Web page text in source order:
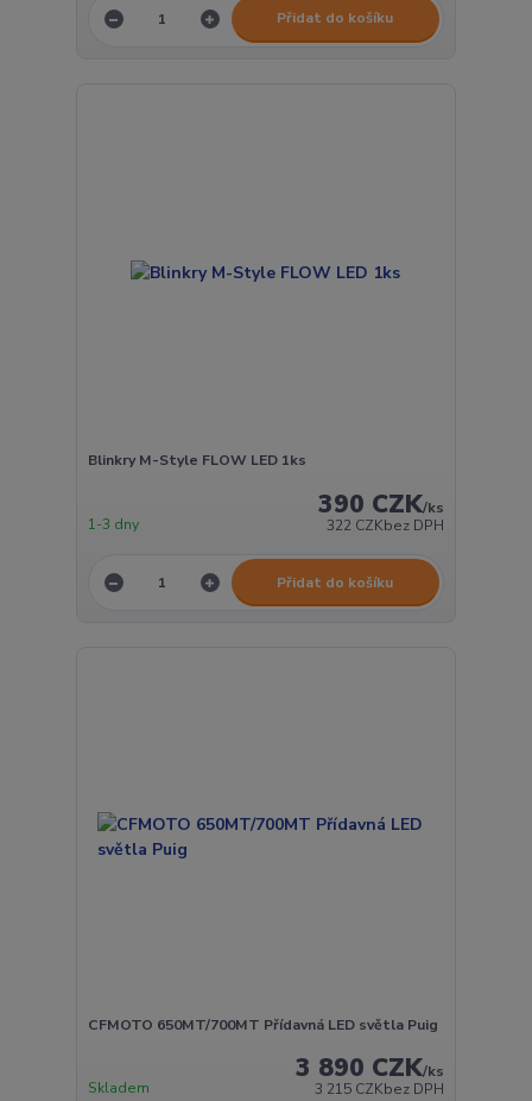
Přidat do košíku
Blinkry M-Style FLOW LED 1ks
390 CZK/ks
322 CZKbez DPH
1-3 dny
Přidat do košíku
CFMOTO 650MT/700MT Přídavná LED světla Puig
3 890 CZK/ks
3 215 CZKbez DPH
Skladem